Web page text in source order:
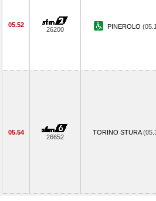
05.52
26200 PINEROLO
05.54
26652
TORINO STURA